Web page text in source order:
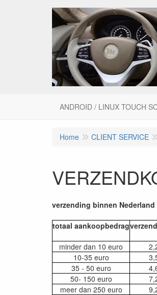
ANDROID / LINUX TOUCH
Home CLIENT SERVICE
verzending binnen Nederland
totaal aankoopbedrag
minder dan 10 euro
10-35 euro
35 - 50 euro
50- 150 euro
meer dan 250 euro